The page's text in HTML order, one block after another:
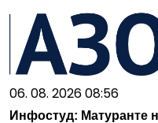
06. 08. 2026 08:56
Инфостуд: Матуранте